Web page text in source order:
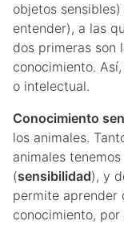
objetos
entender), a las
dos primeras son
conocimiento.
o intelectual.
Conocimiento
los animales.
animales
(sensibilidad), y
permite aprender
conocimiento,